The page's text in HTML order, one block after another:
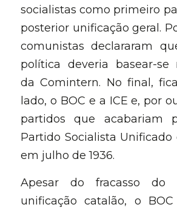
socialistas como primeiro
posterior unificação geral.
comunistas declararam
política deveria basear-se
da Comintern. No final,
lado, o BOC e a ICE e, por
partidos que acabariam
Partido Socialista Unificado
em julho de 1936.
Apesar do fracasso do
unificação catalão, o